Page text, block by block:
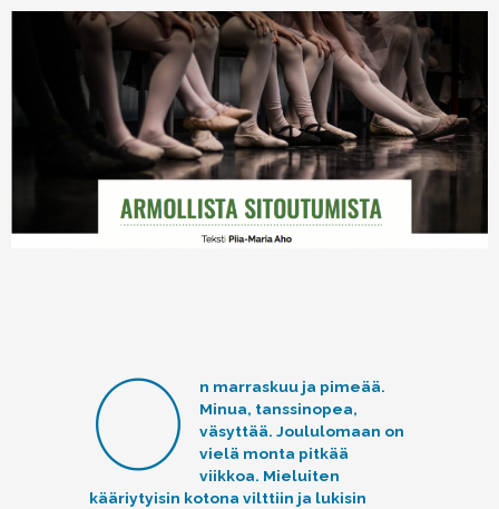
O
n marraskuu ja pimeää.
Minua, tanssinopea,
väsyttää. Joululomaan on
vielä monta pitkää
viikkoa. Mieluiten
kääriytyisin kotona vilttiin ja lukisin